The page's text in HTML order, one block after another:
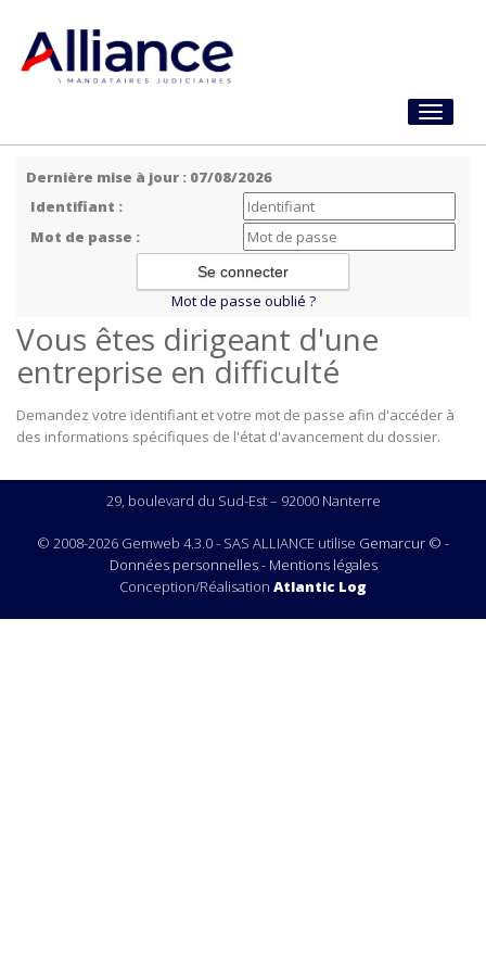
Toggle
Dernière mise à jour : 07/08/2026
Identifiant :
Mot de passe :
Mot de passe oublié ?
Vous êtes dirigeant d'une
entreprise en difficulté
Demandez votre identifiant et votre mot de passe afin d'accéder à
des informations spécifiques de l'état d'avancement du dossier.
29, boulevard du Sud-Est – 92000 Nanterre
© 2008-2026 Gemweb 4.3.0 - SAS ALLIANCE utilise Gemarcur © -
Données personnelles- Mentions légales
Conception/Réalisation Atlantic Log